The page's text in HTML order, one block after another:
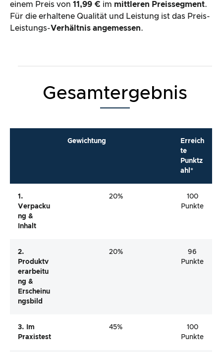
einem Preis von 11,99 € im mittleren Preissegment.
Für die erhaltene Qualität und Leistung ist das Preis-
Leistungs-Verhältnis angemessen.
Gesamtergebnis
Gewichtung
Erreich
te
Punktz
ahl*
1.
Verpacku
Ng &
Inhalt
20%
100
Punkte
2.
Produktv
Erarbeitu
Ng &
Erscheinu
Ngsbild
20%
96
Punkte
3. Im
Praxistest
45%
100
Punkte